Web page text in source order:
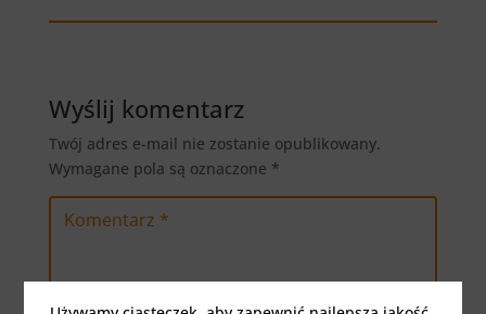
Wyślij komentarz
Twój adres e-mail nie zostanie opublikowany.
Wymagane pola są oznaczone *